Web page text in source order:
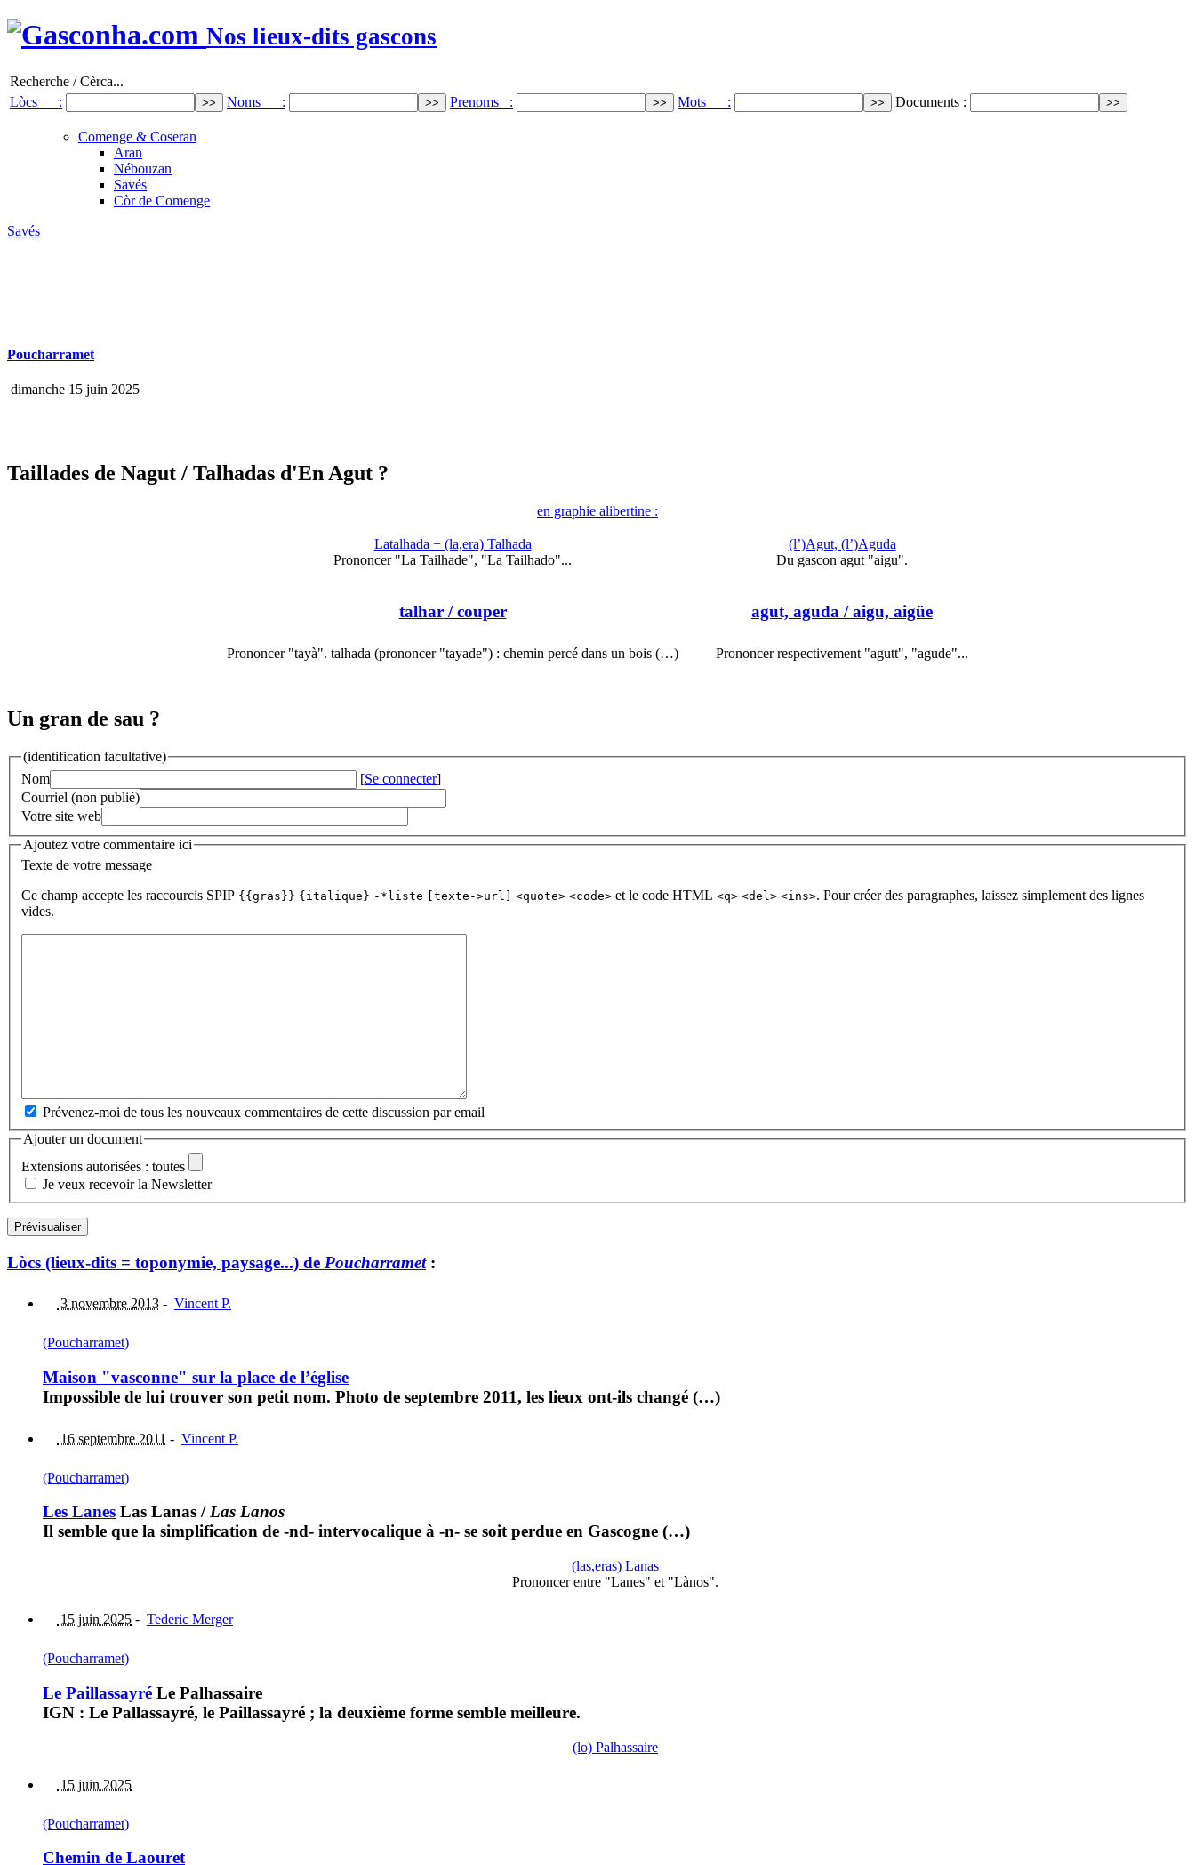
Nos lieux-dits gascons
Recherche / Cèrca...
Lòcs :
Noms : Prenoms : Mots : Documents :
Comenge & Coseran
Aran
Nébouzan
Savés
Còr de Comenge
Savés
Poucharramet
dimanche 15 juin 2025
Taillades de Nagut / Talhadas d'En Agut ?
en graphie alibertine :
Latalhada + (la,era) Talhada
Prononcer "La Tailhade", "La Tailhado"...
talhar/ couper
Prononcer "tayà". talhada (prononcer "tayade") : chemin percé dans un bois (…)
(l’)Agut, (l’)Aguda
Du gascon agut "aigu".
agut, aguda / aigu, aigüe
Prononcer respectivement "agutt", "agude"...
Un gran de sau ?
(identification facultative)
Nom
[Se connecter]
Courriel (non publié)
Votre site web
Ajoutez votre commentaire ici
Texte de votre message
Ce champ accepte les raccourcis SPIP {{gras}} {italique} -*liste [texte->url] <quote> <code> et le code HTML <q> <del> <ins>. Pour créer des paragraphes, laissez simplement des lignes
vides.
Prévenez-moi de tous les nouveaux commentaires de cette discussion par email
Ajouter un document
Extensions autorisées : toutes
Je veux recevoir la Newsletter
Lòcs (lieux-dits = toponymie, paysage...) de Poucharramet:
3 novembre 2013 - Vincent P.
(Poucharramet)
Maison "vasconne" sur la place de l’église
Impossible de lui trouver son petit nom. Photo de septembre 2011, les lieux ont-ils changé (…)
16 septembre 2011 - Vincent P.
(Poucharramet)
Les Lanes Las Lanas /Las Lanos
Il semble que la simplification de -nd- intervocalique à -n- se soit perdue en Gascogne (…)
(las,eras) Lanas
Prononcer entre "Lanes" et "Lànos".
15 juin 2025 - Tederic Merger
(Poucharramet)
Le Paillassayré Le Palhassaire
IGN : Le Pallassayré, le Paillassayré ; la deuxième forme semble meilleure.
(lo) Palhassaire
15 juin 2025
(Poucharramet)
Chemin de Laouret